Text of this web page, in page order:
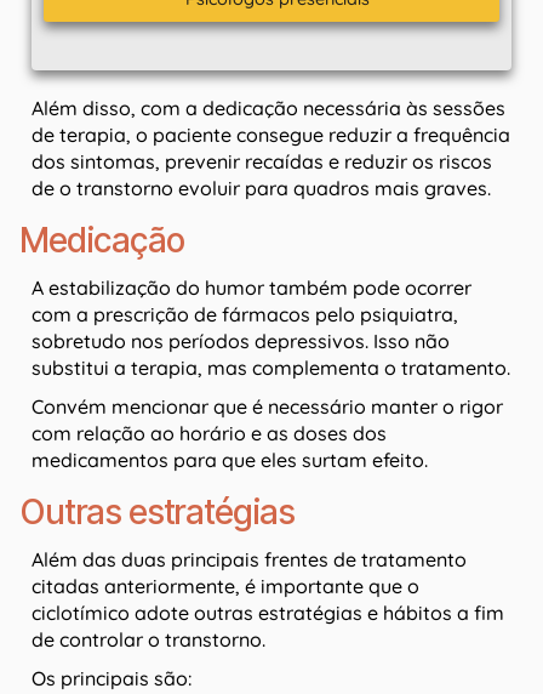
Além disso, com a dedicação necessária às sessões
de terapia, o paciente consegue reduzir a frequência
dos sintomas, prevenir recaídas e reduzir os riscos
de o transtorno evoluir para quadros mais graves.
Medicação
A estabilização do humor também pode ocorrer
com a prescrição de fármacos pelo psiquiatra,
sobretudo nos períodos depressivos. Isso não
substitui a terapia, mas complementa o tratamento.
Convém mencionar que é necessário manter o rigor
com relação ao horário e as doses dos
medicamentos para que eles surtam efeito.
Outras estratégias
Além das duas principais frentes de tratamento
citadas anteriormente, é importante que o
ciclotímico adote outras estratégias e hábitos a fim
de controlar o transtorno.
Os principais são: